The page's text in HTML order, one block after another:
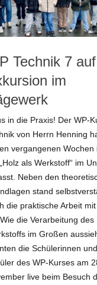
Technik 7 auf
im
in die Praxis! Der WP-
von Herrn Henning
vergangenen Wochen
als Werkstoff“ im
Neben den
stand
die praktische Arbeit
die Verarbeitung des
im Großen
die Schülerinnen und
des WP-Kurses am
live beim Besuch